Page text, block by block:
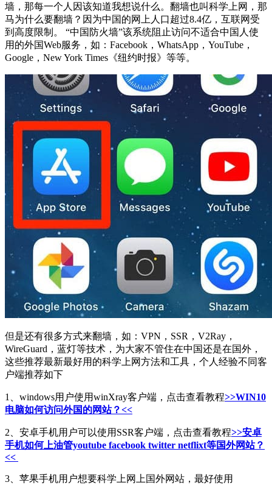
墙，那每一个人因该知道我想说什么。翻墙也叫科学上网，那
马为什么要翻墙？因为中国的网上人口超过8.4亿，互联网受
到高度限制。 “中国防火墙”该系统阻止访问不适合中国人使
用的外国Web服务，如：Facebook，WhatsApp，YouTube，
Google，New York Times《纽约时报》等等。
但是还有很多方式来翻墙，如：VPN，SSR，V2Ray，
WireGuard，蓝灯等技术，为大家不管住在中国还是在国外，
这些推荐最新最好用的科学上网方法和工具，个人经验不同客
户端推荐如下
1、windows用户使用winXray客户端，点击查看教程>>WIN10
电脑如何访问外国的网站？<<
2、安卓手机用户可以使用SSR客户端，点击查看教程>>安卓
手机如何上油管youtube facebook twitter netflixt等国外网站？
<<
3、苹果手机用户想要科学上网上国外网站，最好使用